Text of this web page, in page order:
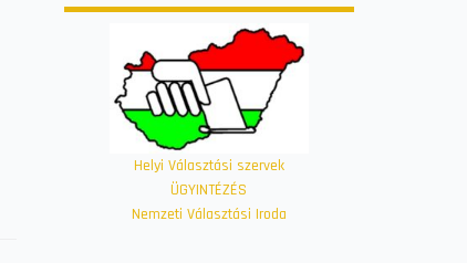
Helyi Választási szervek
ÜGYINTÉZÉS
Nemzeti Választási Iroda